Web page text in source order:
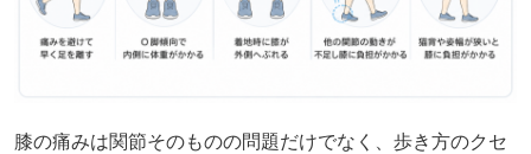
膝の痛みは関節そのものの問題だけでなく、歩き方のクセ